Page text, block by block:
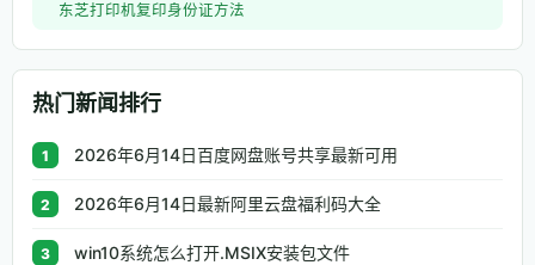
东芝打印机复印身份证方法
热门新闻排行
1 2026年6月14日百度网盘账号共享最新可用
2 2026年6月14日最新阿里云盘福利码大全
3 win10系统怎么打开.MSIX安装包文件